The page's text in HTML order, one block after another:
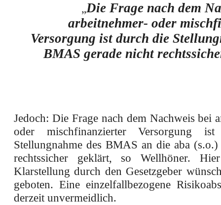
„Die Frage nach dem
arbeitnehmer- oder
Versorgung ist durch die
BMAS gerade nicht
Jedoch: Die Frage nach dem Nachweis bei
oder mischfinanzierter Versorgung
Stellungnahme des BMAS an die aba
rechtssicher geklärt, so Wellhöner.
Klarstellung durch den Gesetzgeber
geboten. Eine einzelfallbezogene
derzeit unvermeidlich.